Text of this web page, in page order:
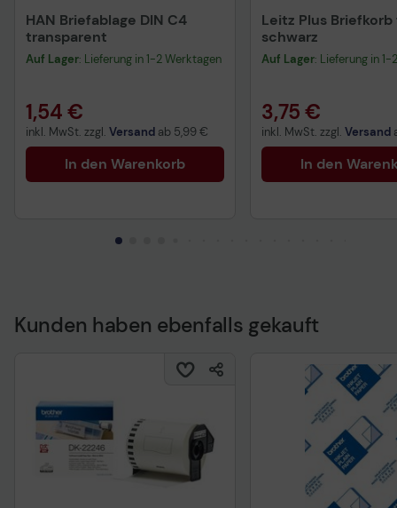
HAN Briefablage DIN C4
transparent
Auf Lager: Lieferung in 1-2 Werktagen
1,54 €
inkl. MwSt. zzgl. Versand ab 5,99 €
In den Warenkorb
Leitz Plus
schwarz
Auf Lager: Lieferung in
3,75 €
inkl. MwSt. zzgl. Versand
In den
Kunden haben ebenfalls gekauft